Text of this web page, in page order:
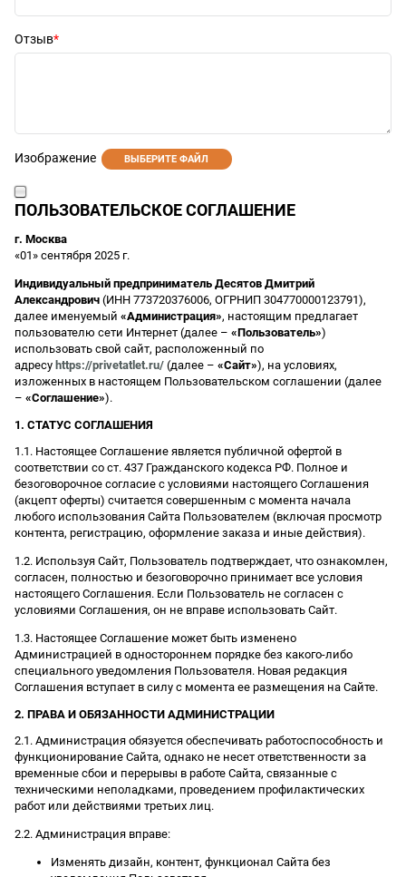
Отзыв
Изображение ВЫБЕРИТЕ ФАЙЛ
ПОЛЬЗОВАТЕЛЬСКОЕ СОГЛАШЕНИЕ
г. Москва
«01» сентября 2025 г.
Индивидуальный предприниматель Десятов Дмитрий
Александрович (ИНН 773720376006, ОГРНИП 304770000123791),
далее именуемый «Администрация», настоящим предлагает
пользователю сети Интернет (далее – «Пользователь»)
использовать свой сайт, расположенный по
адресу https://privetatlet.ru/ (далее – «Сайт»), на условиях,
изложенных в настоящем Пользовательском соглашении (далее
– «Соглашение»).
1. СТАТУС СОГЛАШЕНИЯ
1.1. Настоящее Соглашение является публичной офертой в
соответствии со ст. 437 Гражданского кодекса РФ. Полное и
безоговорочное согласие с условиями настоящего Соглашения
(акцепт оферты) считается совершенным с момента начала
любого использования Сайта Пользователем (включая просмотр
контента, регистрацию, оформление заказа и иные действия).
1.2. Используя Сайт, Пользователь подтверждает, что ознакомлен,
согласен, полностью и безоговорочно принимает все условия
настоящего Соглашения. Если Пользователь не согласен с
условиями Соглашения, он не вправе использовать Сайт.
1.3. Настоящее Соглашение может быть изменено
Администрацией в одностороннем порядке без какого-либо
специального уведомления Пользователя. Новая редакция
Соглашения вступает в силу с момента ее размещения на Сайте.
2. ПРАВА И ОБЯЗАННОСТИ АДМИНИСТРАЦИИ
2.1. Администрация обязуется обеспечивать работоспособность и
функционирование Сайта, однако не несет ответственности за
временные сбои и перерывы в работе Сайта, связанные с
техническими неполадками, проведением профилактических
работ или действиями третьих лиц.
2.2. Администрация вправе:
Изменять дизайн, контент, функционал Сайта без